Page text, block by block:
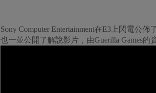
Sony Computer Entertainment在E3上閃電公
也一並公開了解說影片，由Guerilla Games的